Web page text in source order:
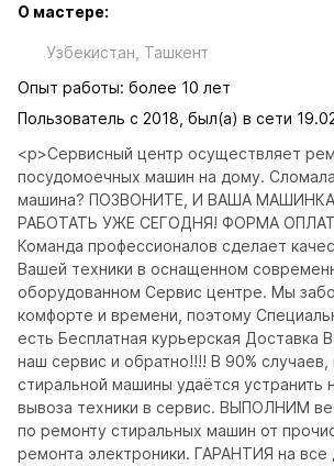
О мастере:
Узбекистан, Ташкент
Опыт работы: более 10 лет
Пользователь с 2018, был(а) в сети
<p>Сервисный центр осуществляет
посудомоечных машин на дому.
машина? ПОЗВОНИТЕ, И ВАША
РАБОТАТЬ УЖЕ СЕГОДНЯ! ФОРМА
Команда профессионалов сделает
Вашей техники в оснащенном
оборудованном Сервис центре. Мы
комфорте и времени, поэтому
есть Бесплатная курьерская Доставка
наш сервис и обратно!!!! В 90% случаев,
стиральной машины удаётся устранить
вывоза техники в сервис. ВЫПОЛНИМ
по ремонту стиральных машин от
ремонта электроники. ГАРАНТИЯ на все